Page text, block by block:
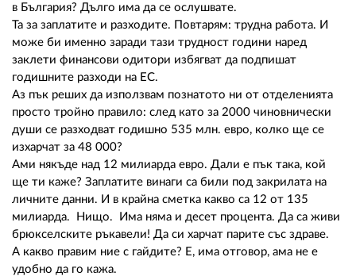
в България? Дълго има да се ослушвате.
Та за заплатите и разходите. Повтарям: трудна работа. И
може би именно заради тази трудност години наред
заклети финансови одитори избягват да подпишат
годишните разходи на ЕС.
Аз пък реших да използвам познатото ни от отделенията
просто тройно правило: след като за 2000 чиновнически
души се разходват годишно 535 млн. евро, колко ще се
изхарчат за 48 000?
Ами някъде над 12 милиарда евро. Дали е пък така, кой
ще ти каже? Заплатите винаги са били под закрилата на
личните данни. И в крайна сметка какво са 12 от 135
милиарда. Нищо. Има няма и десет процента. Да са живи
брюкселските ръкавели! Да си харчат парите със здраве.
А какво правим ние с гайдите? Е, има отговор, ама не е
удобно да го кажа.